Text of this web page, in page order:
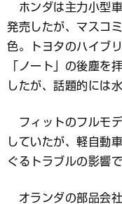
ホンダは主力小型
発売したが、マスコ
色。トヨタのハイブ
「ノート」の後塵を
したが、話題的には
フィットのフルモ
していたが、軽自動
ぐるトラブルの影響
オランダの部品会